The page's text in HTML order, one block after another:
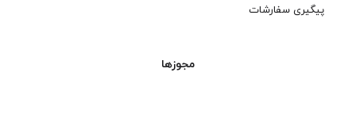
پیگیری سفارشات
مجوزها